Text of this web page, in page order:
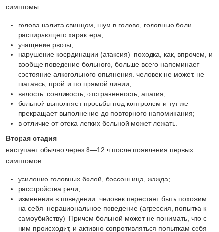
симптомы:
голова налита свинцом, шум в голове, головные боли
распирающего характера;
учащение рвоты;
нарушение координации (атаксия): походка, как, впрочем, и
вообще поведение больного, больше всего напоминает
состояние алкогольного опьянения, человек не может, не
шатаясь, пройти по прямой линии;
вялость, сонливость, отстраненность, апатия;
больной выполняет просьбы под контролем и тут же
прекращает выполнение до повторного напоминания;
в отличие от отека легких больной может лежать.
Вторая стадия
наступает обычно через 8—12 ч после появления первых
симптомов:
усиление головных болей, бессонница, жажда;
расстройства речи;
изменения в поведении: человек перестает быть похожим
на себя, нерациональное поведение (агрессия, попытка к
самоубийству). Причем больной может не понимать, что с
ним происходит, и активно сопротивляться попыткам себя